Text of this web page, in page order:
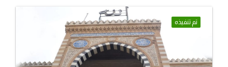
تم تنفيذه